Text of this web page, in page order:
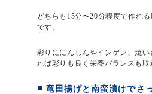
どちらも15分〜20分程度で作れ
です。
彩りににんじんやインゲン、焼い
れば彩りも良く栄養バランスも取
竜田揚げと南蛮漬けでさ